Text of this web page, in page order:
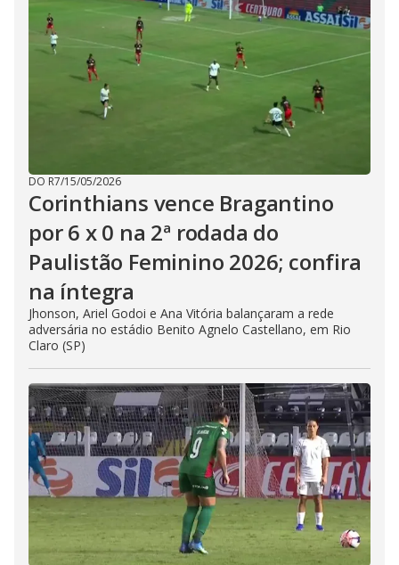
DO R7/15/05/2026
Corinthians vence Bragantino
por 6 x 0 na 2ª rodada do
Paulistão Feminino 2026; confira
na íntegra
Jhonson, Ariel Godoi e Ana Vitória balançaram a rede
adversária no estádio Benito Agnelo Castellano, em Rio
Claro (SP)